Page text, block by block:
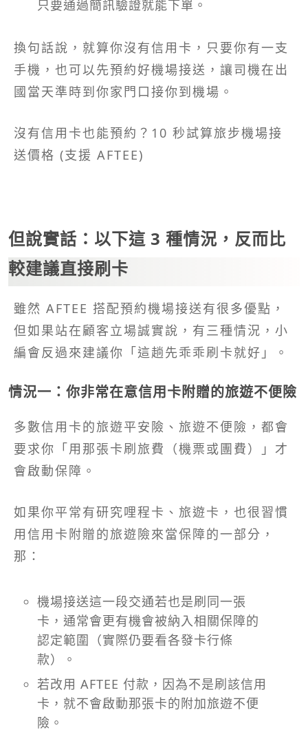
只要通過簡訊驗證就能下單。
換句話說，就算你沒有信用卡，只要你有一支
手機，也可以先預約好機場接送，讓司機在出
國當天準時到你家門口接你到機場。
沒有信用卡也能預約？10 秒試算旅步機場接
送價格 (支援 AFTEE)
但說實話：以下這 3 種情況，反而比
較建議直接刷卡
雖然 AFTEE 搭配預約機場接送有很多優點，
但如果站在顧客立場誠實說，有三種情況，小
編會反過來建議你「這趟先乖乖刷卡就好」。
情況一：你非常在意信用卡附贈的旅遊不便險
多數信用卡的旅遊平安險、旅遊不便險，都會
要求你「用那張卡刷旅費（機票或團費）」才
會啟動保障。​
如果你平常有研究哩程卡、旅遊卡，也很習慣
用信用卡附贈的旅遊險來當保障的一部分，
那：
機場接送這一段交通若也是刷同一張
卡，通常會更有機會被納入相關保障的
認定範圍（實際仍要看各發卡行條
款）。
若改用 AFTEE 付款，因為不是刷該信用
卡，就不會啟動那張卡的附加旅遊不便
險。